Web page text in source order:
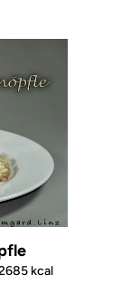
kcal